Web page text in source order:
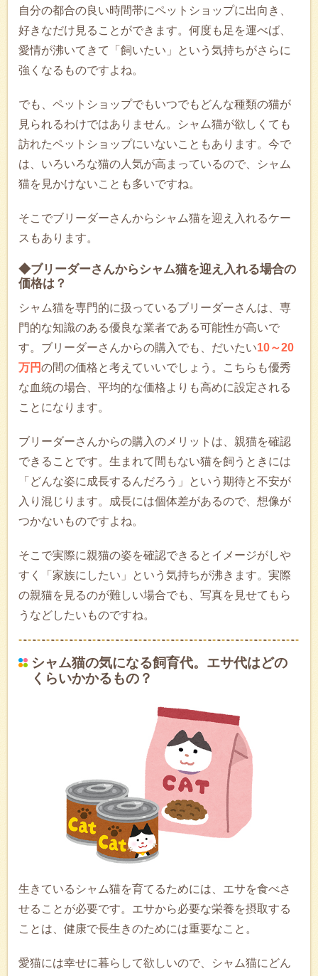
自分の都合の良い時間帯にペットショップに出向き、
好きなだけ見ることができます。何度も足を運べば、
愛情が沸いてきて「飼いたい」という気持ちがさらに
強くなるものですよね。
でも、ペットショップでもいつでもどんな種類の猫が
見られるわけではありません。シャム猫が欲しくても
訪れたペットショップにいないこともあります。今で
は、いろいろな猫の人気が高まっているので、シャム
猫を見かけないことも多いですね。
そこでブリーダーさんからシャム猫を迎え入れるケー
スもあります。
◆ブリーダーさんからシャム猫を迎え入れる場合の
価格は？
シャム猫を専門的に扱っているブリーダーさんは、専
門的な知識のある優良な業者である可能性が高いで
す。ブリーダーさんからの購入でも、だいたい10～20
万円の間の価格と考えていいでしょう。こちらも優秀
な血統の場合、平均的な価格よりも高めに設定される
ことになります。
ブリーダーさんからの購入のメリットは、親猫を確認
できることです。生まれて間もない猫を飼うときには
「どんな姿に成長するんだろう」という期待と不安が
入り混じります。成長には個体差があるので、想像が
つかないものですよね。
そこで実際に親猫の姿を確認できるとイメージがしや
すく「家族にしたい」という気持ちが沸きます。実際
の親猫を見るのが難しい場合でも、写真を見せてもら
うなどしたいものですね。
シャム猫の気になる飼育代。エサ代はどの
くらいかかるもの？
生きているシャム猫を育てるためには、エサを食べさ
せることが必要です。エサから必要な栄養を摂取する
ことは、健康で長生きのためには重要なこと。
愛猫には幸せに暮らして欲しいので、シャム猫にどん